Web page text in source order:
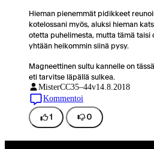
Hieman pienemmät pidikkeet
kotelossani myös, aluksi hieman
otetta puhelimesta, mutta tämä taisi
yhtään heikommin siinä pysy.
Magneettinen sultu kannelle on
eti tarvitse läpällä sulkea.
MisterCC35–44v14.8.2018
Kommentoi
1 0